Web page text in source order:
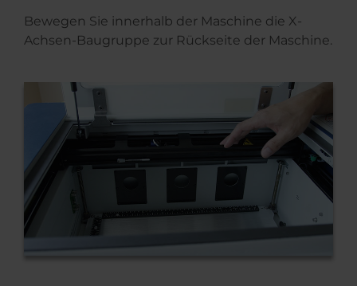
Bewegen Sie innerhalb der Maschine die X-
Achsen-Baugruppe zur Rückseite der Maschine.